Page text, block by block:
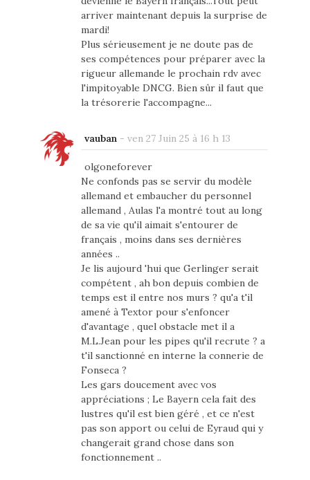
arriver maintenant depuis la surprise de
mardi!
Plus sérieusement je ne doute pas de
ses compétences pour préparer avec la
rigueur allemande le prochain rdv avec
l'impitoyable DNCG. Bien sûr il faut que
la trésorerie l'accompagne...
vauban - ven 27 Juin 25 à 16 h 13
olgoneforever
Ne confonds pas se servir du modèle
allemand et embaucher du personnel
allemand , Aulas l'a montré tout au long
de sa vie qu'il aimait s'entourer de
français , moins dans ses dernières
années ..
Je lis aujourd 'hui que Gerlinger serait
compétent , ah bon depuis combien de
temps est il entre nos murs ? qu'a t'il
amené à Textor pour s'enfoncer
d'avantage , quel obstacle met il a
M.L.Jean pour les pipes qu'il recrute ? a
t'il sanctionné en interne la connerie de
Fonseca ?
Les gars doucement avec vos
appréciations ; Le Bayern cela fait des
lustres qu'il est bien géré , et ce n'est
pas son apport ou celui de Eyraud qui y
changerait grand chose dans son
fonctionnement ..